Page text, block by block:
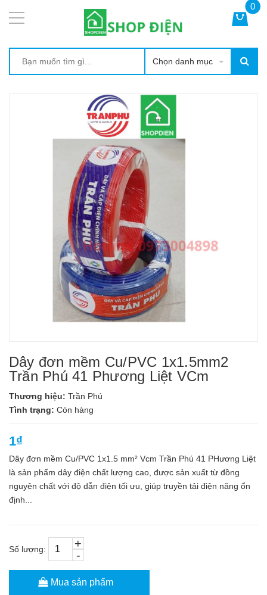
Chọn danh mục
0
Dây đơn mềm Cu/PVC 1x1.5mm2
Trần Phú 41 Phương Liệt VCm
Thương hiệu: Trần Phú
Tình trạng: Còn hàng
1₫
Dây đơn mềm Cu/PVC 1x1.5 mm² Vcm Trần Phú 41 PHương Liệt
là sản phẩm dây điện chất lượng cao, được sản xuất từ đồng
nguyên chất với độ dẫn điện tối ưu, giúp truyền tải điện năng ổn
định...
Số lượng: -
+
Mua sản phẩm